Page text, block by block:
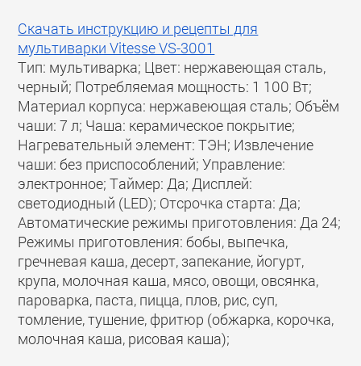
Скачать инструкцию и рецепты для
мультиварки Vitesse VS-3001
Тип: мультиварка; Цвет: нержавеющая сталь,
черный; Потребляемая мощность: 1 100 Вт;
Материал корпуса: нержавеющая сталь; Объём
чаши: 7 л; Чаша: керамическое покрытие;
Нагревательный элемент: ТЭН; Извлечение
чаши: без приспособлений; Управление:
электронное; Таймер: Да; Дисплей:
светодиодный (LED); Отсрочка старта: Да;
Автоматические режимы приготовления: Да 24;
Режимы приготовления: бобы, выпечка,
гречневая каша, десерт, запекание, йогурт,
крупа, молочная каша, мясо, овощи, овсянка,
пароварка, паста, пицца, плов, рис, суп,
томление, тушение, фритюр (обжарка, корочка,
молочная каша, рисовая каша);